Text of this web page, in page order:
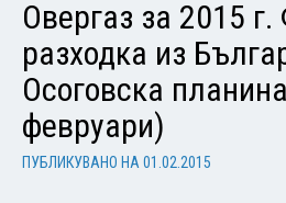
Овергаз за 2015 г.
разходка из
Осоговска
февруари)
ПУБЛИКУВАНО НА 01.02.2015